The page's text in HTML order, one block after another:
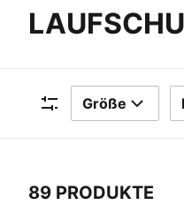
Filter
Größe
89 PRODUKTE